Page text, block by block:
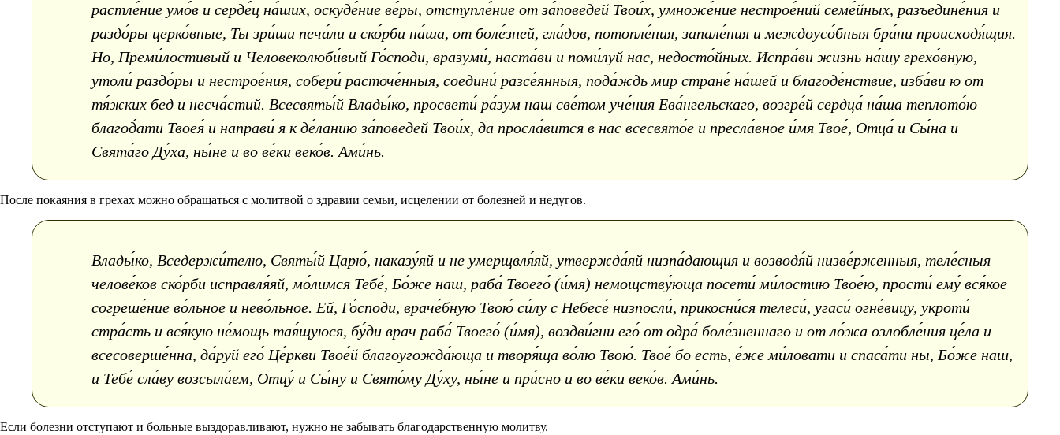
растле́ние умо́в и серде́ц на́ших, оскуде́ние ве́ры, отступле́ние от за́поведей Твои́х, умноже́ние нестрое́ний семе́йных, разъедине́ния и
раздо́ры церко́вные, Ты зри́ши печа́ли и ско́рби на́ша, от боле́зней, гла́дов, потопле́ния, запале́ния и междоусо́бныя бра́ни происходя́щия.
Но, Преми́лостивый и Человеколюби́вый Го́споди, вразуми́, наста́ви и поми́луй нас, недосто́йных. Испра́ви жизнь на́шу грехо́вную,
утоли́ раздо́ры и нестрое́ния, собери́ расточе́нныя, соедини́ разсе́янныя, пода́ждь мир стране́ на́шей и благоде́нствие, изба́ви ю от
тя́жких бед и несча́стий. Всесвяты́й Влады́ко, просвети́ ра́зум наш све́том уче́ния Ева́нгельскаго, возгре́й сердца́ на́ша теплото́ю
благод́ати Твоея́ и направи́ я к де́ланию за́поведей Твои́х, да просла́вится в нас всесвято́е и пресла́вное и́мя Твое́, Отца́ и Сы́на и
Свята́го Ду́ха, ны́не и во ве́ки веко́в. Ами́нь.
После покаяния в грехах можно обращаться с молитвой о здравии семьи, исцелении от болезней и недугов.
Влады́ко, Вседержи́телю, Святы́й Царю́, наказу́яй и не умерщвля́яй, утвержда́яй низпа́дающия и возводя́й низве́рженныя, теле́сныя
челове́ков ско́рби исправля́яй, мо́лимся Тебе́, Бо́же наш, раба́ Твоего́ (и́мя) немощству́юща посети́ ми́лостию Твое́ю, прости́ ему́ вся́кое
согреше́ние во́льное и нево́льное. Ей, Го́споди, враче́бную Твою́ си́лу с Небесе́ низпосли́, прикосни́ся телеси́, угаси́ огне́вицу, укроти́
стра́сть и вся́кую не́мощь тая́щуюся, бу́ди врач раба́ Твоего́ (и́мя), воздви́гни его́ от одра́ боле́зненнаго и от ло́жа озлобле́ния це́ла и
всесоверше́нна, да́руй его́ Це́ркви Твое́й благоугожда́юща и творя́ща во́лю Твою́. Твое́ бо есть, е́же ми́ловати и спаса́ти ны, Бо́же наш,
и Тебе́ сла́ву возсыла́ем, Отцу́ и Сы́ну и Свято́му Ду́ху, ны́не и при́сно и во ве́ки веко́в. Ами́нь.
Если болезни отступают и больные выздоравливают, нужно не забывать благодарственную молитву.